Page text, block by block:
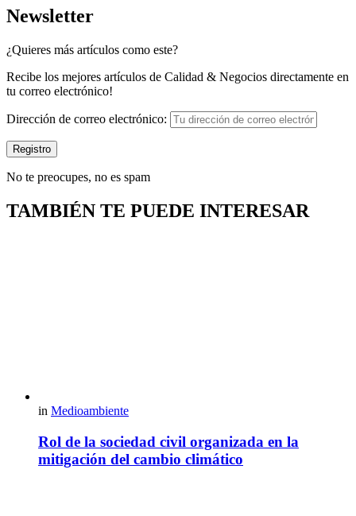
Newsletter
¿Quieres más artículos como este?
Recibe los mejores artículos de Calidad & Negocios directamente en
tu correo electrónico!
Dirección de correo electrónico:
No te preocupes, no es spam
TAMBIÉN TE PUEDE INTERESAR
in Medioambiente
Rol de la sociedad civil organizada en la
mitigación del cambio climático